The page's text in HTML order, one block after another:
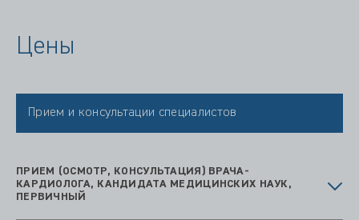
Цены
Прием и консультации специалистов
ПРИЕМ (ОСМОТР, КОНСУЛЬТАЦИЯ) ВРАЧА-
КАРДИОЛОГА, КАНДИДАТА МЕДИЦИНСКИХ НАУК,
ПЕРВИЧНЫЙ